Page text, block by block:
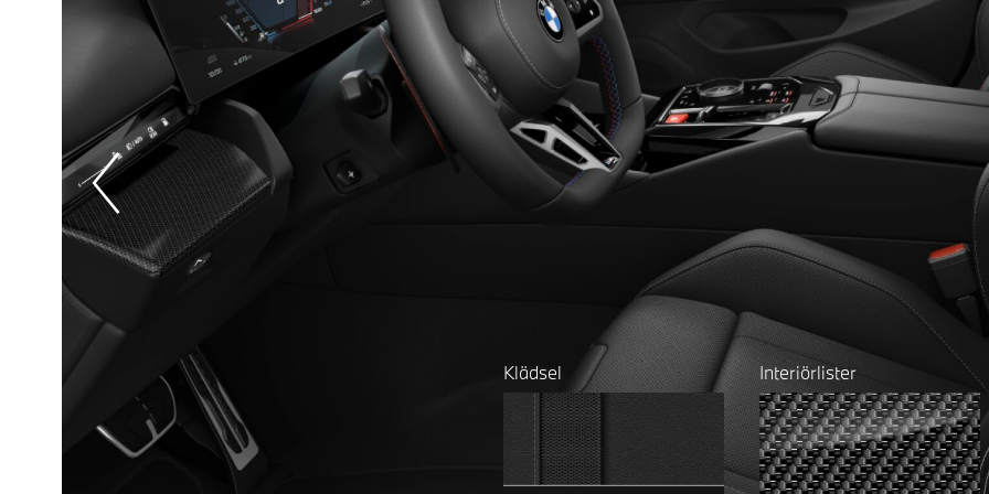
Prevoius
Klädsel Interiörlister